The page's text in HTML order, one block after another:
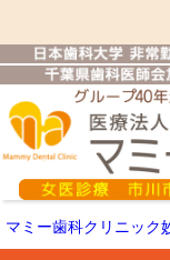
マミー歯科クリニック